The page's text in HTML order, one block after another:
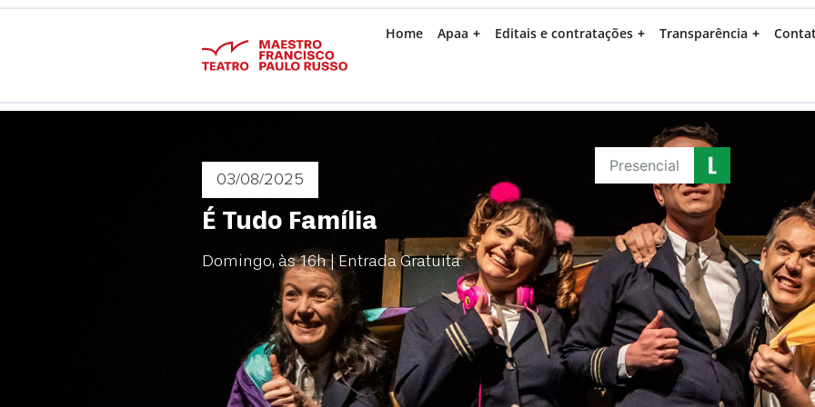
Home Apaa Editais e contratações Transparência
03/08/2025
É Tudo Família
Domingo, às 16h | Entrada Gratuita
Presencial